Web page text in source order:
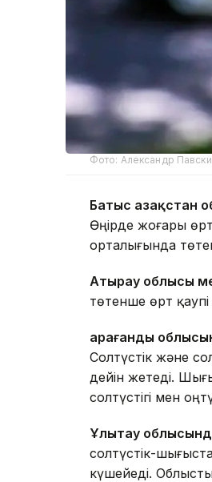
Фото: Александр
Батыс Қазақстан
Өңірде жоғары
орталығында
Атырау облысы
төтенше өрт
Қарағанды
Солтүстік және
дейін жетеді.
солтүстігі мен
Ұлытау
солтүстік-
күшейеді.